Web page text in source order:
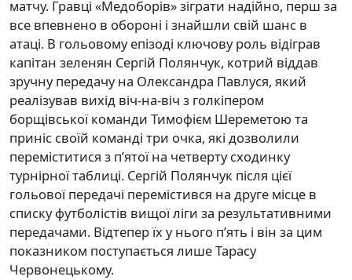
матчу. Гравці «Медоборів» зіграти надійно, перш за
все впевнено в обороні і знайшли свій шанс в
атаці. В гольовому епізоді ключову роль відіграв
капітан зеленян Сергій Полянчук, котрий віддав
зручну передачу на Олександра Павлуся, який
реалізував вихід віч-на-віч з голкіпером
борщівської команди Тимофієм Шереметою та
приніс своїй команді три очка, які дозволили
переміститися з п’ятої на четверту сходинку
турнірної таблиці. Сергій Полянчук після цієї
гольової передачі перемістився на друге місце в
списку футболістів вищої ліги за результативними
передачами. Відтепер їх у нього п’ять і він за цим
показником поступається лише Тарасу
Червонецькому.